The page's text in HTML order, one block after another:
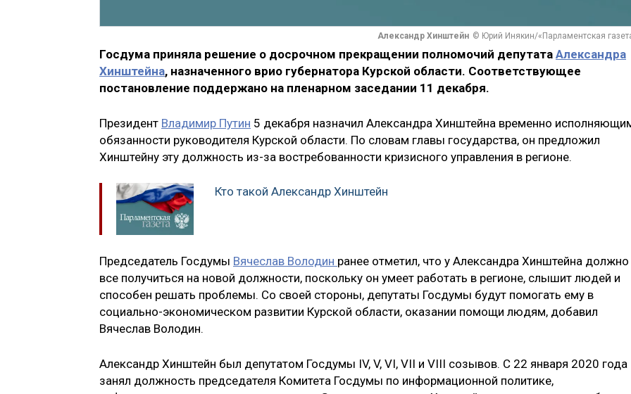
Александр Хинштейн © Юрий Инякин/«Парламентская
Госдума приняла решение о досрочном прекращении полномочий депутата Александра
Хинштейна, назначенного врио губернатора Курской области. Соответствующее
постановление поддержано на пленарном заседании 11 декабря.
Президент Владимир Путин 5 декабря назначил Александра Хинштейна временно
обязанности руководителя Курской области. По словам главы государства, он предложил
Хинштейну эту должность из-за востребованности кризисного управления в регионе.
Кто такой Александр Хинштейн
Председатель Госдумы Вячеслав Володин ранее отметил, что у Александра Хинштейна должно
все получиться на новой должности, поскольку он умеет работать в регионе, слышит людей и
способен решать проблемы. Со своей стороны, депутаты Госдумы будут помогать ему в
социально-экономическом развитии Курской области, оказании помощи людям, добавил
Вячеслав Володин.
Александр Хинштейн был депутатом Госдумы IV, V, VI, VII и VIII созывов. С 22 января 2020 года
занял должность председателя Комитета Госдумы по информационной политике,